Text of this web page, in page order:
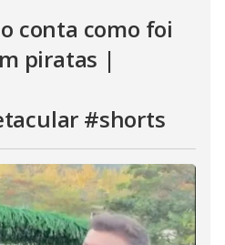
conta como foi
piratas |
#shorts